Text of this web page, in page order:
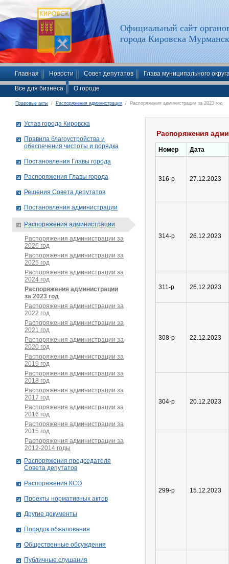
Официальный сайт
города Кировска
Главная Новости Совет депутатов Глава муниципального
Все для бизнеса О городе
Правовые акты / Распоряжения администрации / Распоряжения администрации за 2023 год
Распоряжения
Номер Дата
316-р 27.12.2023
314-р 26.12.2023
311-р 26.12.2023
308-р 22.12.2023
304-р 20.12.2023
299-р 15.12.2023
Устав города Кировска
Правила благоустройства и
обеспечения чистоты и порядка
Постановления Главы города
Распоряжения Главы города
Решения Совета депутатов
Постановления администрации
Распоряжения администрации
Распоряжения администрации за
2026 год
Распоряжения администрации за
2025 год
Распоряжения администрации за
2024 год
Распоряжения администрации
за 2023 год
Распоряжения администрации за
2022 год
Распоряжения администрации за
2021 год
Распоряжения администрации за
2020 год
Распоряжения администрации за
2019 год
Распоряжения администрации за
2018 год
Распоряжения администрации за
2017 год
Распоряжения администрации за
2016 год
Распоряжения администрации за
2015 год
Распоряжения администрации за
2012-2014 годы
Распоряжения председателя
Совета депутатов
Распоряжения КСО
Проекты нормативных актов
Другие документы
Порядок обжалования
Общественные обсуждения
Публичные слушания